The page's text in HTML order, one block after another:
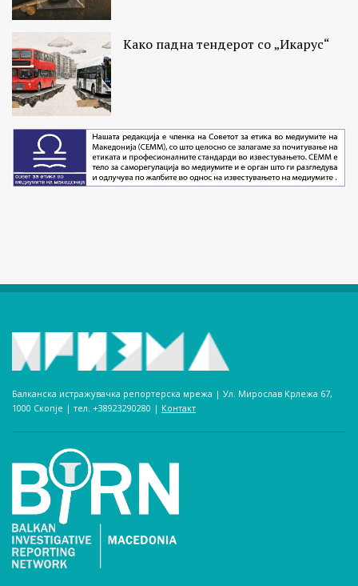
Како падна тендерот со „Икарус“
Балканска истражувачка репортерска мрежа | Ул. Мирослав Крлежа 67,
1000 Скопје | тел. +38923290280­ | Контакт